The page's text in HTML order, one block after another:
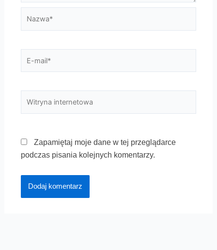
Zapamiętaj moje dane w tej przeglądarce
podczas pisania kolejnych komentarzy.